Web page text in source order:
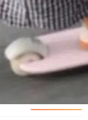
一行
GitHu
/ Linu
/ Linu
要载
百万
上下
史的
、业
个文
统的
仅能
语义
体在
京一
私活腾
核心
公司AI
架构
群迁
迁移
，但
暗面
、M